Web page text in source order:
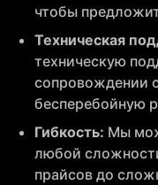
чтобы
Техническая
техническую
сопровождении
бесперебойную
Гибкость: Мы
любой
прайсов до